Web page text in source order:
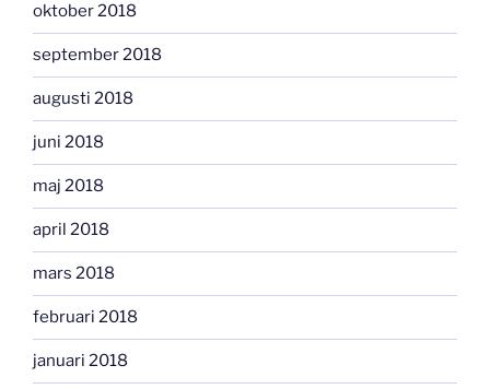
oktober 2018
september 2018
augusti 2018
juni 2018
maj 2018
april 2018
mars 2018
februari 2018
januari 2018